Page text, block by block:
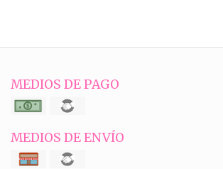
MEDIOS DE PAGO
MEDIOS DE ENVÍO